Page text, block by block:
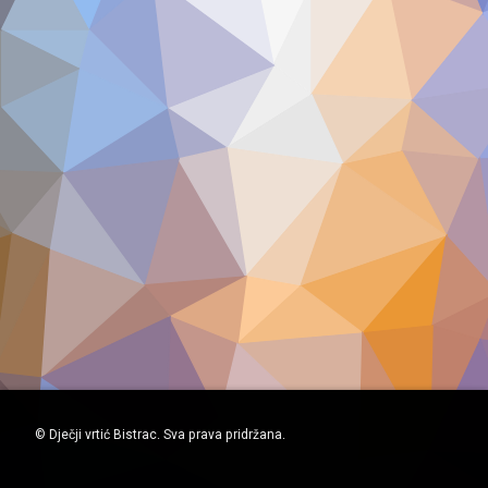
© Dječji vrtić Bistrac. Sva prava pridržana.